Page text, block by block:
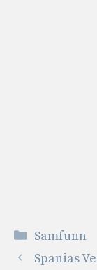
Kategorier
Samfunn
Spanias